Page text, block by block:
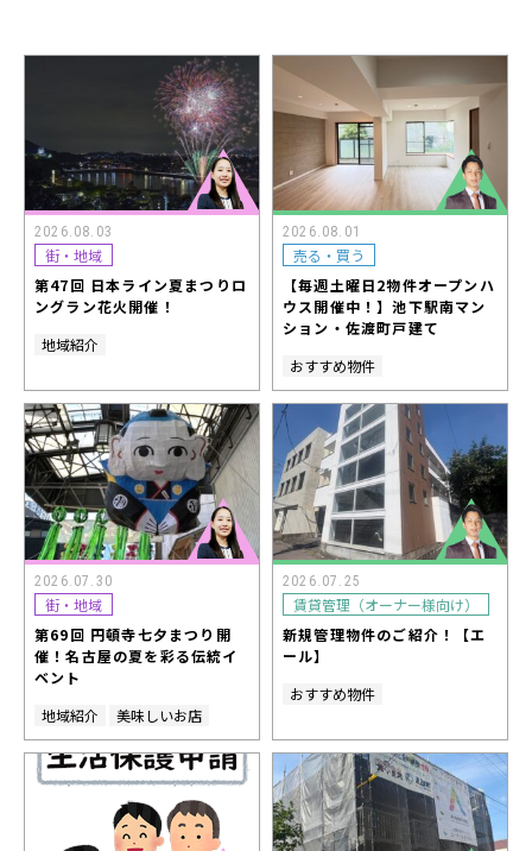
2026.08.03
街・地域
第47回 日本ライン夏まつりロ
ングラン花火開催！
地域紹介
2026.08.01
売る・買う
【毎週土曜日2物件オープンハ
ウス開催中！】池下駅南マン
ション・佐渡町戸建て
おすすめ物件
2026.07.30
街・地域
第69回 円頓寺七夕まつり開
催！名古屋の夏を彩る伝統イ
ベント
地域紹介
美味しいお店
2026.07.25
賃貸管理（オーナー様向け）
新規管理物件のご紹介！【エ
ール】
おすすめ物件